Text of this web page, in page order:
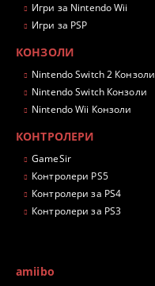
Игри за Nintendo Wii
Игри за PSP
КОНЗОЛИ
Nintendo Switch 2 Конзоли
Nintendo Switch Конзоли
Nintendo Wii Конзоли
КОНТРОЛЕРИ
GameSir
Контролери PS5
Контролери за PS4
Контролери за PS3
amiibo